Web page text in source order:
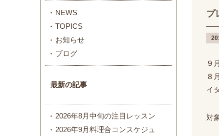
プ
９
８
イ
対
NEWS
TOPICS
お知らせ
ブログ
最新の記事
2026年8月中旬の注目レッスン
2026年9月料理合コンスケジュ